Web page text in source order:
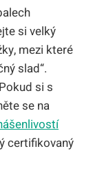
si velký
mezi které
slad“.
Pokud si s
se na
certifikovaný